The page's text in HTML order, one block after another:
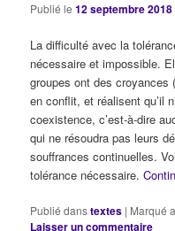
Publié le12 septembre 2018
La difficulté avec la
nécessaire et impossible.
groupes ont des croyances
en conflit, et réalisent qu’il
coexistence, c’est-à-dire
qui ne résoudra pas leurs
souffrances continuelles.
tolérance nécessaire.
Publié danstextes | Marqué
Laisser un commentaire